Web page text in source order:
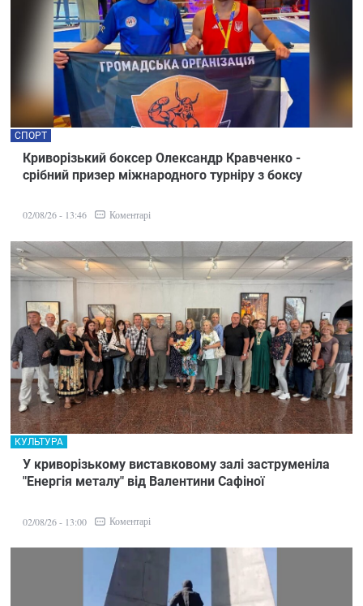
Криворізький боксер Олександр Кравченко -
срібний призер міжнародного турніру з боксу
СПОРТ
02/08/26 - 13:46 Коментарі
У криворізькому виставковому залі заструменіла
"Енергія металу" від Валентини Сафіної
КУЛЬТУРА
02/08/26 - 13:00 Коментарі